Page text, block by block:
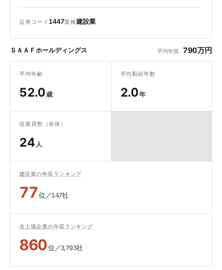
証券コード1447業種建設業
ＳＡＡＦホールディングス 平均年収 790万円
平均年齢
52.0歳
平均勤続年数
2.0年
従業員数（単体）
24 人
建設業の年収ランキング
77位／147社
全上場企業の年収ランキング
860位／3,793社